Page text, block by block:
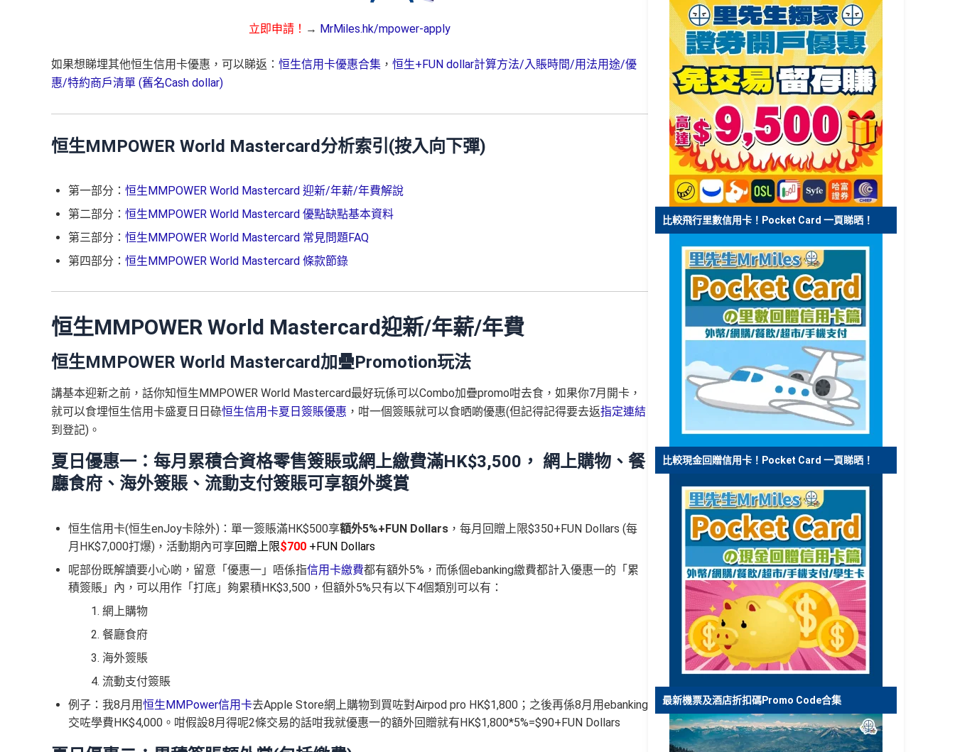
立即申請！ → MrMiles.hk/mpower-apply
如果想睇埋其他恒生信用卡優惠，可以睇返： 恒生信用卡優惠合集 ， 恒生+FUN dollar計算方法/入賬時間/用法用途/優
惠/特約商戶清單 (舊名Cash dollar)
恒生MMPOWER World Mastercard分析索引(按入向下彈)
第一部分： 恒生MMPOWER World Mastercard 迎新/年薪/年費解說
第二部分： 恒生MMPOWER World Mastercard 優點缺點基本資料
第三部分： 恒生MMPOWER World Mastercard 常見問題FAQ
第四部分： 恒生MMPOWER World Mastercard 條款節錄
恒生MMPOWER World Mastercard迎新/年薪/年費
恒生MMPOWER World Mastercard加疊Promotion玩法
講基本迎新之前，話你知恒生MMPOWER World Mastercard最好玩係可以Combo加疊promo咁去食，如果你7月開卡，
就可以食埋恒生信用卡盛夏日日碌恒生信用卡夏日簽賬優惠 ，咁一個簽賬就可以食晒啲優惠(但記得記得要去返指定連結
到登記)。
夏日優惠一：每月累積合資格零售簽賬或網上繳費滿HK$3,500， 網上購物、餐
廳食府、海外簽賬、流動支付簽賬可享額外獎賞
恒生信用卡(恒生enJoy卡除外)：單一簽賬滿HK$500享額外5%+FUN Dollars ，每月回贈上限$350+FUN Dollars (每
月HK$7,000打爆)，活動期內可享回贈上限$700 +FUN Dollars
呢部份既解讀要小心啲，留意「優惠一」唔係指信用卡繳費都有額外5%，而係個ebanking繳費都計入優惠一的「累
積簽賬」內，可以用作「打底」夠累積HK$3,500，但額外5%只有以下4個類別可以有：
網上購物
餐廳食府
海外簽賬
流動支付簽賬
例子：我8月用恒生MMPower信用卡去Apple Store網上購物到買咗對Airpod pro HK$1,800；之後再係8月用ebanking
交咗學費HK$4,000。咁假設8月得呢2條交易的話咁我就優惠一的額外回贈就有HK$1,800*5%=$90+FUN Dollars
比較飛行里數信用卡！Pocket Card 一頁睇晒！
比較現金回贈信用卡！Pocket Card 一頁睇晒！
最新機票及酒店折扣碼Promo Code合集